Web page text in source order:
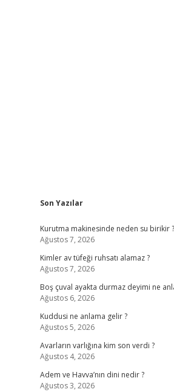
Sidebar
Son Yazılar
Kurutma makinesinde neden su birikir ?
Ağustos 7, 2026
Kimler av tüfeği ruhsatı alamaz ?
Ağustos 7, 2026
Boş çuval ayakta durmaz deyimi ne
Ağustos 6, 2026
Kuddusi ne anlama gelir ?
Ağustos 5, 2026
Avarların varlığına kim son verdi ?
Ağustos 4, 2026
Adem ve Havva’nın dini nedir ?
Ağustos 3, 2026